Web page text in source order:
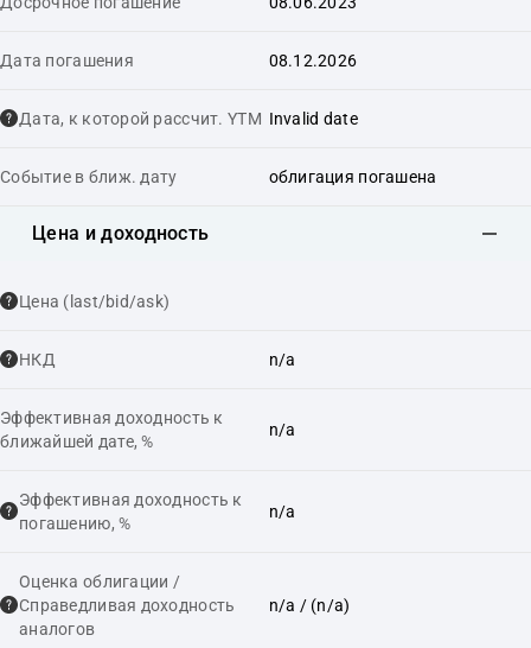
Дата погашения 08.12.2026
Дата, к которой рассчит. YTM Invalid date
Событие в ближ. дату облигация погашена
Цена и доходность
Цена (last/bid/ask)
НКД n/a
Эффективная доходность к
ближайшей дате, %
n/a
Эффективная доходность к
погашению, %
n/a
Оценка облигации /
Справедливая доходность
аналогов
n/a / (n/a)